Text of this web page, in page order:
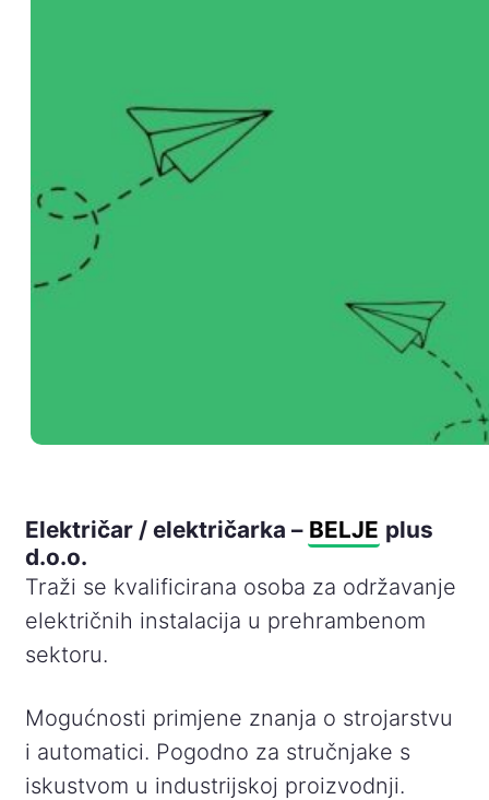
Električar / električarka – BELJE plus
d.o.o.
Traži se kvalificirana osoba za održavanje
električnih instalacija u prehrambenom
sektoru.
Mogućnosti primjene znanja o strojarstvu
i automatici. Pogodno za stručnjake s
iskustvom u industrijskoj proizvodnji.